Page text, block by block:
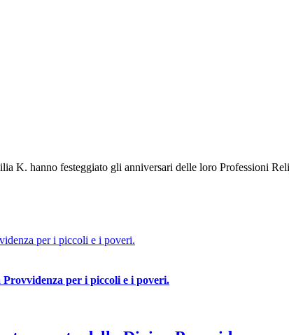
hanno festeggiato gli anniversari delle loro Professioni
per i piccoli e i poveri.
Provvidenza per i piccoli e i poveri.